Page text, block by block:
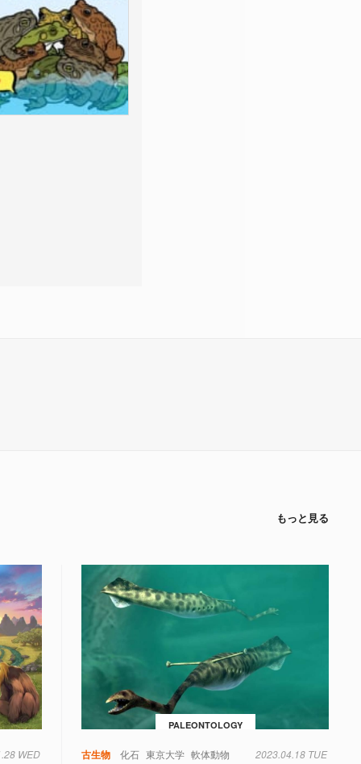
もっと見る
長類 類人猿
WED
PALEONTOLOGY
古生物 化石 東京大学 軟体動物 2023.04.18 TUE